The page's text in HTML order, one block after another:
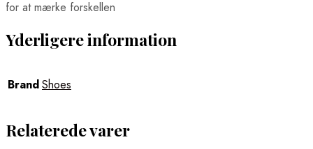
for at mærke forskellen
Yderligere information
BrandShoes
Relaterede varer